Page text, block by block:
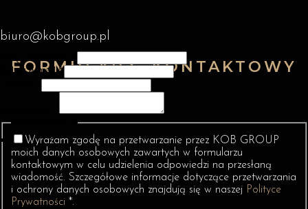
biuro@kobgroup.pl
FORMULARZ KONTAKTOWY
Adres e-mail*
Wyrażam zgodę na przetwarzanie przez KOB GROUP
moich danych osobowych zawartych w formularzu
kontaktowym w celu udzielenia odpowiedzi na przesłaną
wiadomość. Szczegółowe informacje dotyczące przetwarzania
i ochrony danych osobowych znajdują się w naszej Polityce
Prywatności *.